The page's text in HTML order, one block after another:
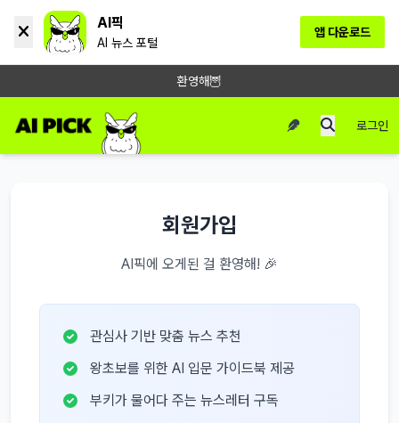
AI픽
AI 뉴스 포털
앱 다운로드
환영해🦉
로그인
회원가입
AI픽에 오게된 걸 환영해! 🎉
관심사 기반 맞춤 뉴스 추천
왕초보를 위한 AI 입문 가이드북 제공
부키가 물어다 주는 뉴스레터 구독